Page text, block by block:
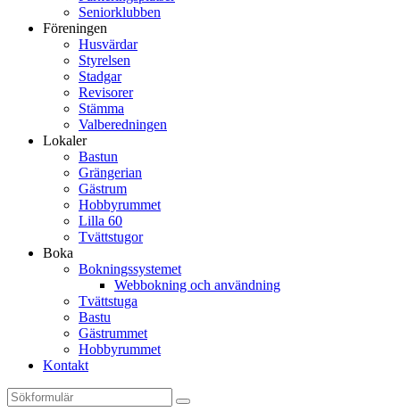
Seniorklubben
Föreningen
Husvärdar
Styrelsen
Stadgar
Revisorer
Stämma
Valberedningen
Lokaler
Bastun
Grängerian
Gästrum
Hobbyrummet
Lilla 60
Tvättstugor
Boka
Bokningssystemet
Webbokning och användning
Tvättstuga
Bastu
Gästrummet
Hobbyrummet
Kontakt